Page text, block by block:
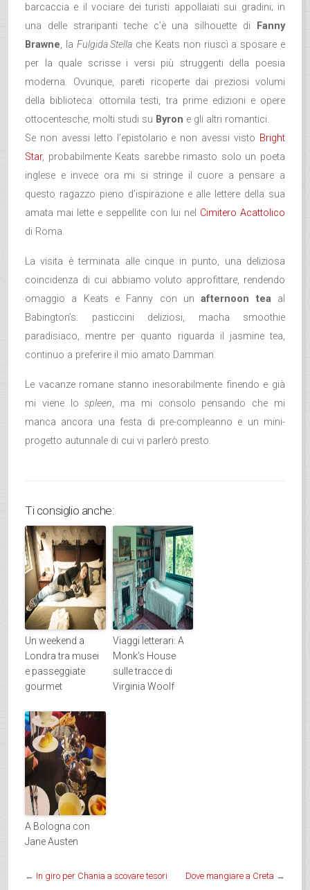
barcaccia e il vociare dei turisti appollaiati sui gradini; in
una delle straripanti teche c’è una silhouette di
Fanny
Brawne, la Fulgida Stella che Keats non riuscì a sposare e
per la quale scrisse i versi più struggenti della poesia
moderna. Ovunque, pareti ricoperte dai preziosi volumi
della biblioteca: ottomila testi, tra prime edizioni e opere
ottocentesche, molti studi su Byron e gli altri romantici.
Se non avessi letto l’epistolario e non avessi visto Bright
Star, probabilmente Keats sarebbe rimasto solo un poeta
inglese e invece ora mi si stringe il cuore a pensare a
questo ragazzo pieno d’ispirazione e alle lettere della sua
amata mai lette e seppellite con lui nel Cimitero Acattolico
di Roma.
La visita è terminata alle cinque in punto, una deliziosa
coincidenza di cui abbiamo voluto approfittare, rendendo
omaggio a Keats e Fanny con unafternoon teaal
Babington’s: pasticcini deliziosi, macha smoothie
paradisiaco, mentre per quanto riguarda il jasmine tea,
continuo a preferire il mio amato Damman.
Le vacanze romane stanno inesorabilmente finendo e già
mi viene lospleen, ma mi consolo pensando che mi
manca ancora una festa di pre-compleanno e un mini-
progetto autunnale di cui vi parlerò presto.
Ti consiglio anche:
Un weekend a
Londra tra musei
e passeggiate
gourmet
Viaggi letterari: A
Monk’s House
sulle tracce di
Virginia Woolf
A Bologna con
Jane Austen
← In giro per Chania a scovare tesori Dove mangiare a Creta →